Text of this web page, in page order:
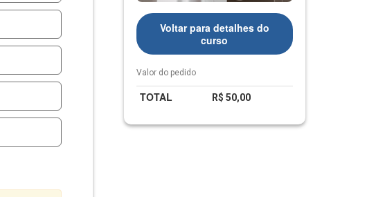
de
produtos
químicos
Voltar para detalhes do
curso
Valor do pedido
TOTAL R$ 50,00